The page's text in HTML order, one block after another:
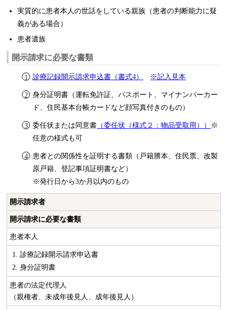
実質的に患者本人の世話をしている親族（患者の判断能力に疑
義がある場合）
患者遺族
開示請求に必要な書類
診療記録開示請求申込書（書式4） ※記入見本
身分証明書（運転免許証、パスポート、マイナンバーカー
ド、住民基本台帳カードなど顔写真付きのもの）
委任状または同意書 （委任状（様式２：物品受取用）） ※
任意の様式も可
患者との関係性を証明する書類（戸籍謄本、住民票、改製
原戸籍、登記事項証明書など）
※発行日から3か月以内のもの
開示請求者
開示請求に必要な書類
患者本人
診療記録開示請求申込書
身分証明書
患者の法定代理人
（親権者、未成年後見人、成年後見人）